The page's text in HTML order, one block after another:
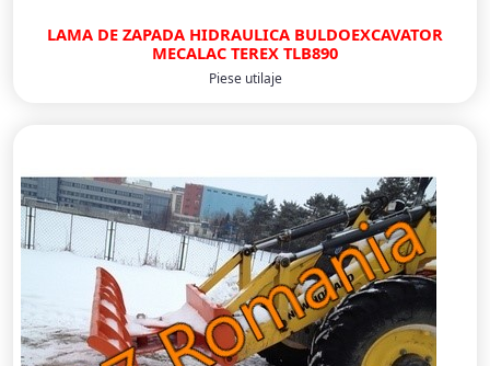
LAMA DE ZAPADA HIDRAULICA BULDOEXCAVATOR
MECALAC TEREX TLB890
Piese utilaje